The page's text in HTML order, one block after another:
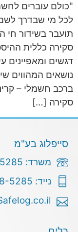
"כולם עוברים
לכל מי שבדרך
תועבר בשידור חי
סקירה כללית
דגשים ומאפיינים
נושאים המהווים
ברכב חשמלי –
סקירה […]
סייפלוג בע"מ
משרד: 03-528-5285
נייד: 050-528-5285